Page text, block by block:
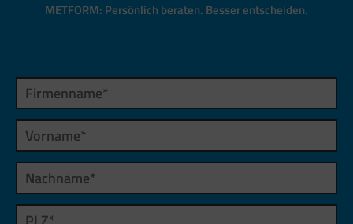
METFORM: Persönlich beraten. Besser entscheiden.